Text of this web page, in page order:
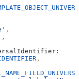
,
,
,